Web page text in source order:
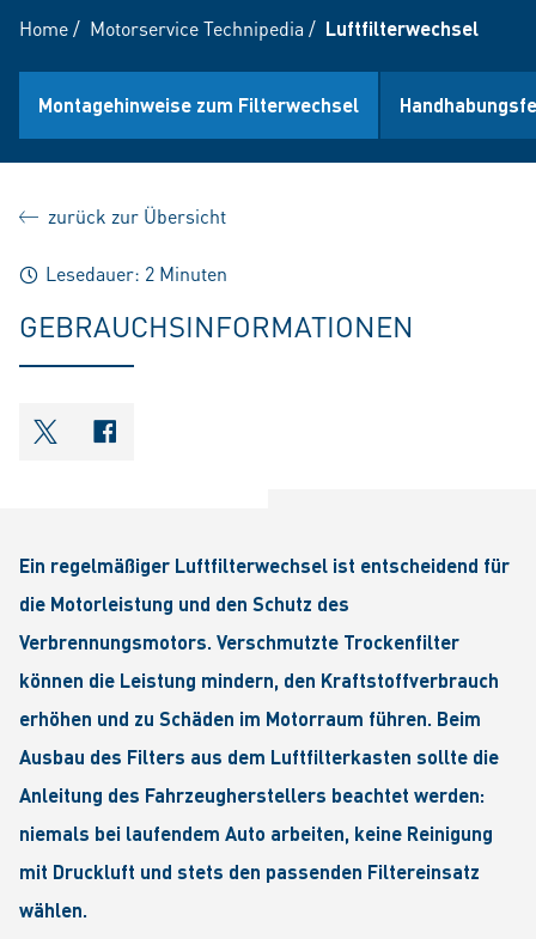
Home/ Motorservice Technipedia / Luftfilterwechsel
Montagehinweise zum Filterwechsel
zurück zur Übersicht
Lesedauer: 2 Minuten
GEBRAUCHSINFORMATIONEN
shareOntwitter
shareOnfacebook
Ein regelmäßiger Luftfilterwechsel ist entscheidend für
die Motorleistung und den Schutz des
Verbrennungsmotors. Verschmutzte Trockenfilter
können die Leistung mindern, den Kraftstoffverbrauch
erhöhen und zu Schäden im Motorraum führen. Beim
Ausbau des Filters aus dem Luftfilterkasten sollte die
Anleitung des Fahrzeugherstellers beachtet werden:
niemals bei laufendem Auto arbeiten, keine Reinigung
mit Druckluft und stets den passenden Filtereinsatz
wählen.